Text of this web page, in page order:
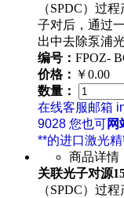
（SPDC）过
子对后，通过
出中去除泵浦光
编号： FPOZ-
价格： ￥0.00
数量：
在线客服邮箱
9028 您也可网
**的进口激光
商品详情
关联光子对源
（SPDC）过